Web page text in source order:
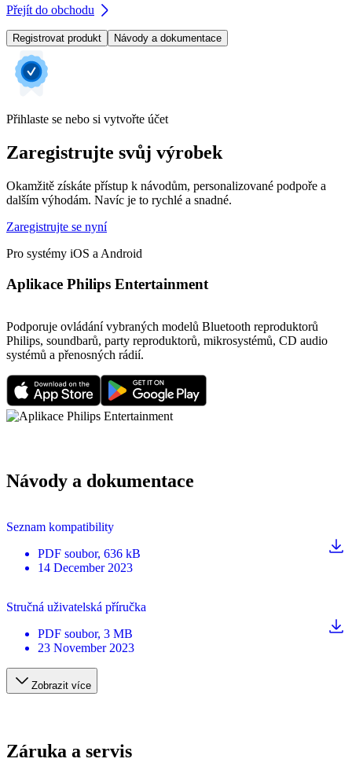
Přejít do obchodu
Registrovat produkt Návody a dokumentace
Přihlaste se nebo si vytvořte účet
Zaregistrujte svůj výrobek
Okamžitě získáte přístup k návodům, personalizované podpoře a
dalším výhodám. Navíc je to rychlé a snadné.
Zaregistrujte se nyní
Pro systémy iOS a Android
Aplikace Philips Entertainment
Podporuje ovládání vybraných modelů Bluetooth reproduktorů
Philips, soundbarů, party reproduktorů, mikrosystémů, CD audio
systémů a přenosných rádií.
Návody a dokumentace
Seznam kompatibility
PDF soubor, 636 kB
14 December 2023
Stručná uživatelská příručka
PDF soubor, 3 MB
23 November 2023
Zobrazit více
Záruka a servis